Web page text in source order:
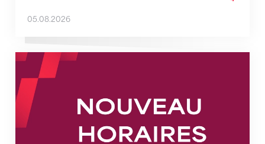
05.08.2026
Nouveaux horaires du secrétariat dès le 1er août